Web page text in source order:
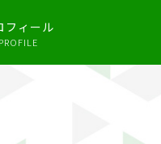
フィール
PROFILE